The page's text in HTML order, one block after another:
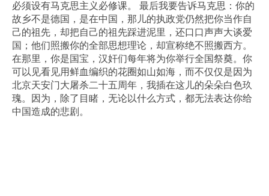
必须设有马克思主义必修课。 最后我要告诉马克思：你的
故乡不是德国，是在中国，那儿的执政党仍然把你当作自
己的祖先，却把自己的祖先踩进泥里，还口口声声大谈爱
国；他们照搬你的全部思想理论，却宣称绝不照搬西方。
在那里，你是国宝，汉奸们每年将为你举行全国祭奠。你
可以见看见用鲜血编织的花圈如山如海，而不仅仅是因为
北京天安门大屠杀二十五周年，我插在这儿的朵朵白色玖
瑰。因为，除了目睹，无论以什么方式，都无法表达你给
中国造成的悲剧。